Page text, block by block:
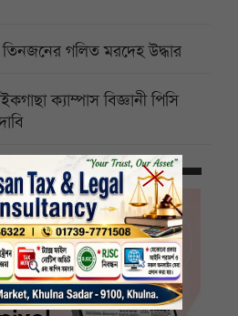
গলিত মরদেহ উদ্ধার
ক্যাম্পাস বিজ্ঞানী পিসি